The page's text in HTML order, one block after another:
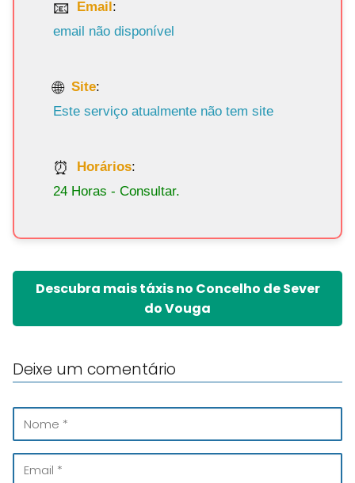
Email:
email não disponível
Site:
Este serviço atualmente não tem site
Horários:
24 Horas - Consultar.
Descubra mais táxis no Concelho de Sever
do Vouga
Deixe um comentário